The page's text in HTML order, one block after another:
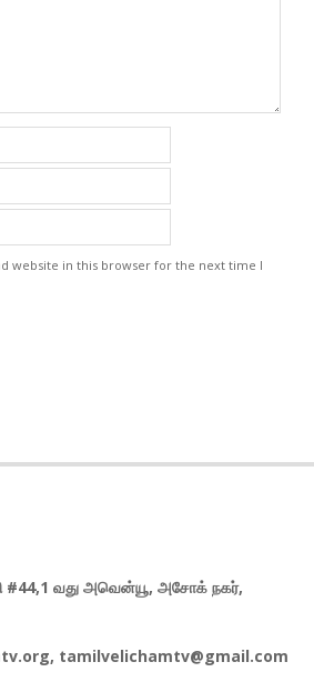
website in this browser for the next time I
#44,1 வது அவென்யூ, அசோக் நகர்,
tamilvelichamtv@gmail.com